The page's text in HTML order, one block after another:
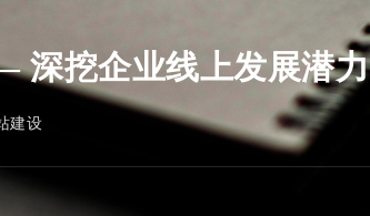
深挖企业线上发展潜力
建设